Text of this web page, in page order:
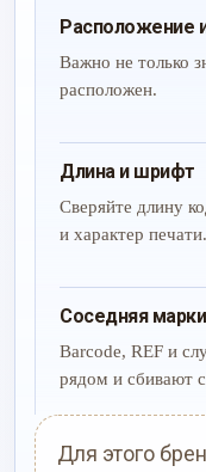
Расположение
Важно не только
расположен.
Длина и шрифт
Сверяйте длину
и характер печати.
Соседняя
Barcode, REF и
рядом и сбивают с
Для этого